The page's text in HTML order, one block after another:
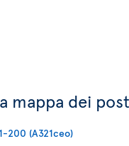
mappa dei
200 (A321ceo)